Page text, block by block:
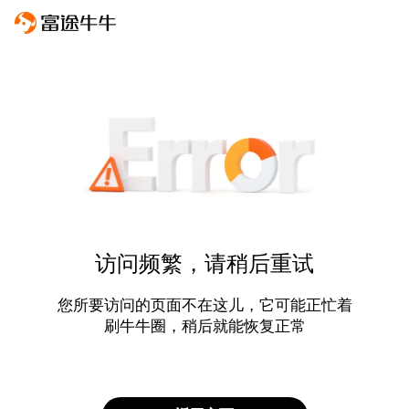
访问频繁，请稍后重试
您所要访问的页面不在这儿，它可能正忙着
刷牛牛圈，稍后就能恢复正常